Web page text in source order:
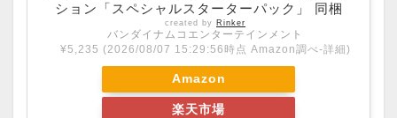
ション「スペシャルスターターパック」 同梱
created by Rinker
バンダイナムコエンターテインメント
¥5,235 (2026/08/07 15:29:56時点 Amazon調べ-詳細)
Amazon
楽天市場